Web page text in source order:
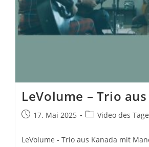
LeVolume – Trio
Beitrag17. Mai 2025
Beitrags-
Video des
LeVolume - Trio aus Kanada mit